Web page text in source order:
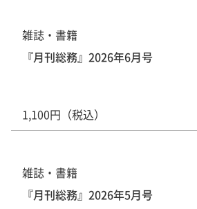
雑誌・書籍
『月刊総務』2026年6月号
1,100円（税込）
雑誌・書籍
『月刊総務』2026年5月号